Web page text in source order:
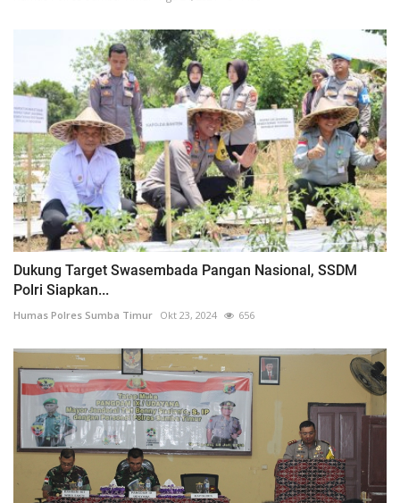
Dukung Target Swasembada Pangan Nasional, SSDM
Polri Siapkan...
Humas Polres Sumba Timur Okt 23, 2024 656